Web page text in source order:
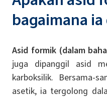
bagaimana
Asid formik (dalam
juga dipanggil asid
karboksilik. Bersama-
asetik, ia tergolong